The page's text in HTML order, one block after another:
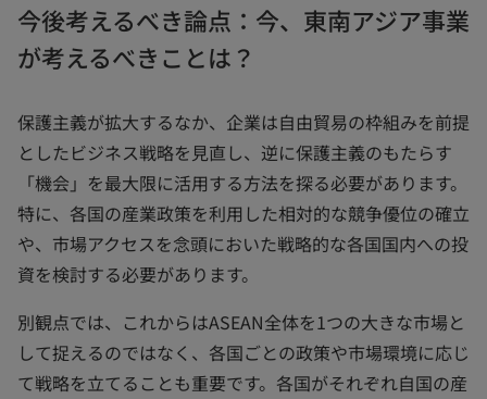
今後考えるべき論点：今、東南アジア事業
が考えるべきことは？
保護主義が拡大するなか、企業は自由貿易の枠組みを前提
としたビジネス戦略を見直し、逆に保護主義のもたらす
「機会」を最大限に活用する方法を探る必要があります。
特に、各国の産業政策を利用した相対的な競争優位の確立
や、市場アクセスを念頭においた戦略的な各国国内への投
資を検討する必要があります。
別観点では、これからはASEAN全体を1つの大きな市場と
して捉えるのではなく、各国ごとの政策や市場環境に応じ
て戦略を立てることも重要です。各国がそれぞれ自国の産